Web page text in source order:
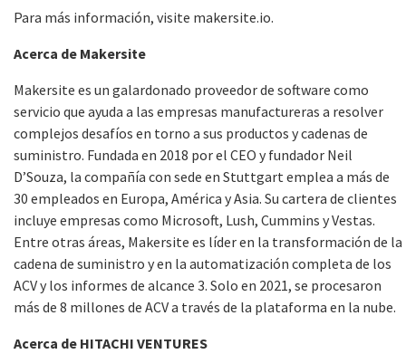
Para más información, visite makersite.io.
Acerca de Makersite
Makersite es un galardonado proveedor de software como
servicio que ayuda a las empresas manufactureras a resolver
complejos desafíos en torno a sus productos y cadenas de
suministro. Fundada en 2018 por el CEO y fundador Neil
D’Souza, la compañía con sede en Stuttgart emplea a más de
30 empleados en Europa, América y Asia. Su cartera de clientes
incluye empresas como Microsoft, Lush, Cummins y Vestas.
Entre otras áreas, Makersite es líder en la transformación de la
cadena de suministro y en la automatización completa de los
ACV y los informes de alcance 3. Solo en 2021, se procesaron
más de 8 millones de ACV a través de la plataforma en la nube.
Acerca de HITACHI VENTURES